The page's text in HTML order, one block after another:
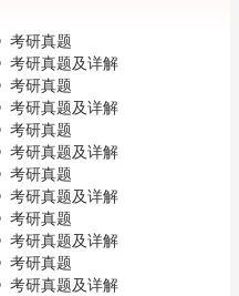
考研真题
考研真题及详解
考研真题
考研真题及详解
考研真题
考研真题及详解
考研真题
考研真题及详解
考研真题
考研真题及详解
考研真题
考研真题及详解